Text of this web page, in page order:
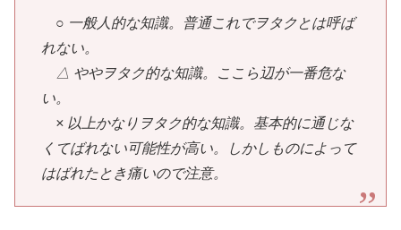
○ 一般人的な知識。普通これでヲタクとは呼ば
れない。
△ ややヲタク的な知識。ここら辺が一番危な
い。
× 以上かなりヲタク的な知識。基本的に通じな
くてばれない可能性が高い。しかしものによって
はばれたとき痛いので注意。